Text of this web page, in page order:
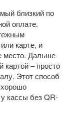
близкий по
оплате.
карте, и
место. Дальше
картой – просто
Этот способ
кассы без QR-